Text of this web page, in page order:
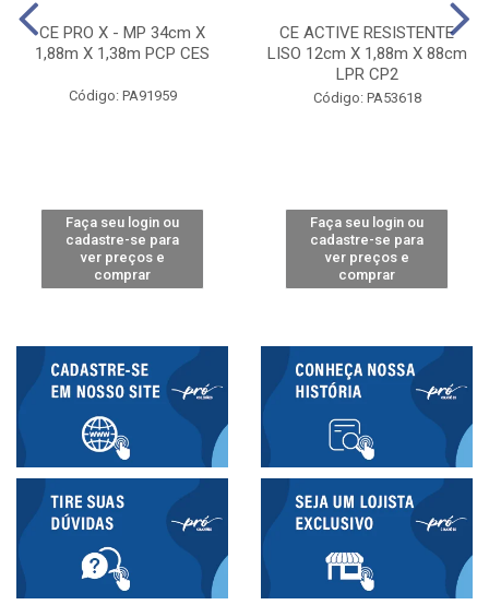
CE PRO X - MP 34cm X
1,88m X 1,38m PCP CES
Código: PA91959
Faça seu login ou
cadastre-se para
ver preços e
comprar
CE ACTIVE RESISTENTE
LISO 12cm X 1,88m X 88cm
LPR CP2
Código: PA53618
Faça seu login ou
cadastre-se para
ver preços e
comprar